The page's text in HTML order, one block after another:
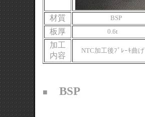
材質 BSP
板厚 0.6t
加工
内容
NTC加工後ﾌﾞﾚｰｷ曲げ
■ BSP